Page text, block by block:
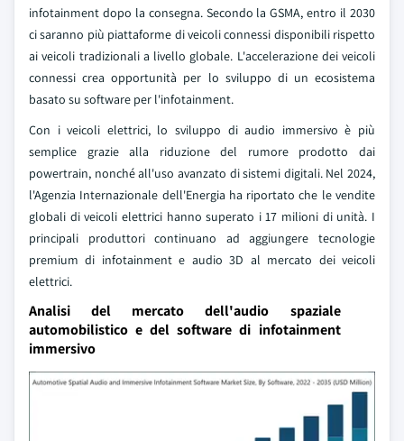
infotainment dopo la consegna. Secondo la GSMA, entro il 2030
ci saranno più piattaforme di veicoli connessi disponibili rispetto
ai veicoli tradizionali a livello globale. L'accelerazione dei veicoli
connessi crea opportunità per lo sviluppo di un ecosistema
basato su software per l'infotainment.
Con i veicoli elettrici, lo sviluppo di audio immersivo è più
semplice grazie alla riduzione del rumore prodotto dai
powertrain, nonché all'uso avanzato di sistemi digitali. Nel 2024,
l'Agenzia Internazionale dell'Energia ha riportato che le vendite
globali di veicoli elettrici hanno superato i 17 milioni di unità. I
principali produttori continuano ad aggiungere tecnologie
premium di infotainment e audio 3D al mercato dei veicoli
elettrici.
Analisi del mercato dell'audio spaziale
automobilistico e del software di infotainment
immersivo